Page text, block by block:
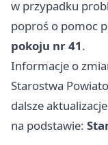
w przypadku
poproś o pomoc
pokoju nr 41.
Informacje o
Starostwa
dalsze
na podstawie: